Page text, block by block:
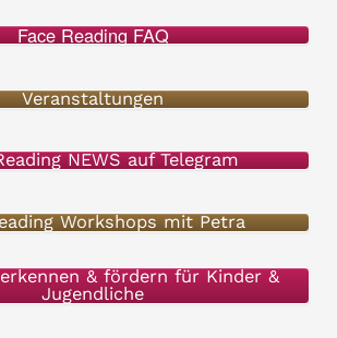
Face Reading FAQ
Veranstaltungen
NEWS auf Telegram
Workshops mit Petra
& fördern für Kinder &
Jugendliche